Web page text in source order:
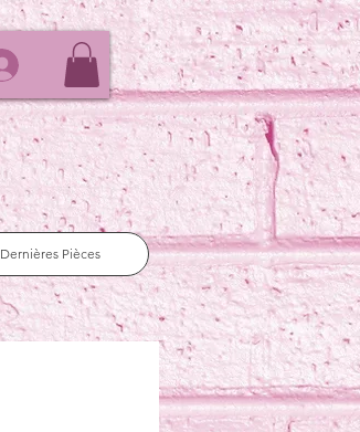
Dernières Pièces